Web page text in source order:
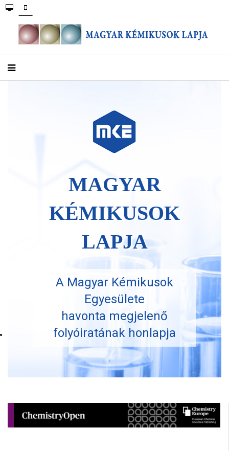
MAGYAR
KÉMIKUSOK
LAPJA
A Magyar Kémikusok
Egyesülete
havonta megjelenő
folyóiratának honlapja